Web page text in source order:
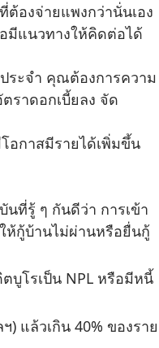
ต้องจ่ายแพงกว่านั่นเอง
มีแนวทางให้คิดต่อได้
ระจำ คุณต้องการความ
ราดอกเบี้ยลง จัด
อกาสมีรายได้เพิ่มขึ้น
ที่รู้ ๆ กันดีว่า การเข้า
ห้กู้บ้านไม่ผ่านหรือยื่นกู้
บูโรเป็น NPL หรือมีหนี้
แล้วเกิน 40% ของราย